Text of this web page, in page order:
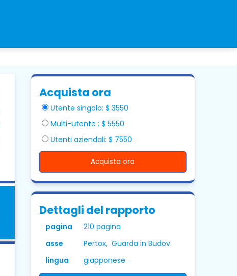
Acquista ora
Utente singolo: $ 3550
Multi-utente : $ 5550
Utenti aziendali: $ 7550
Acquista ora
Dettagli del rapporto
pagina
210 pagina
asse
Pertox, Guarda in Budov
lingua
giapponese